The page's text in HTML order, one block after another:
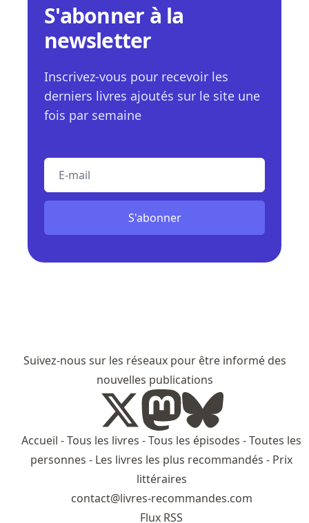
S'abonner à la
newsletter
Inscrivez-vous pour recevoir les
derniers livres ajoutés sur le site une
fois par semaine
S'abonner
Suivez-nous sur les réseaux pour être informé des
nouvelles publications
Accueil -Tous les livres -Tous les épisodes -Toutes les
personnes - Les livres les plus recommandés - Prix
littéraires
contact@livres-recommandes.com
Flux RSS